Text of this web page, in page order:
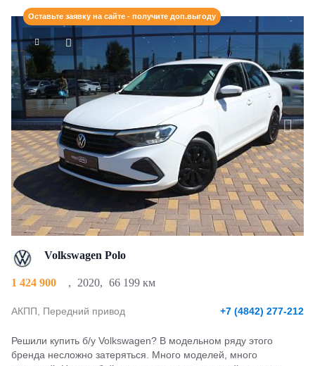
Оставьте заявку на сайте - получите доп.выгоду
Volkswagen Polo
1 424 900 , 2020, 66 199 км
АКПП, Передний привод +7 (4842) 277-212
Решили купить б/у Volkswagen? В модельном ряду этого
бренда несложно затеряться. Много моделей, много